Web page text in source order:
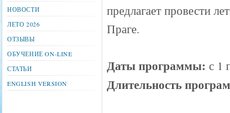
предлагает провести
Праге.
Даты программы: с 1
Длительность
НОВОСТИ
ЛЕТО 2026
ОТЗЫВЫ
ОБУЧЕНИЕ ON-LINE
СТАТЬИ
ENGLISH VERSION